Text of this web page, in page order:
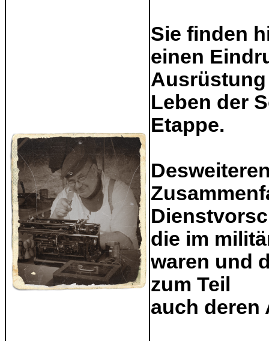
Sie finden
einen
Leben der
Etappe.
die im
waren und
zum Teil
auch deren